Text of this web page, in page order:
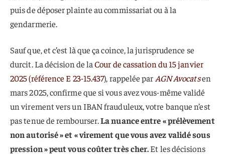
puis de déposer plainte au commissariat ou à la
gendarmerie.
Sauf que, et c’est là que ça coince, la jurisprudence se
durcit. La décision de laCour de cassation du 15 janvier
2025 (référence E 23-15.437), rappelée par AGN Avocatsen
mars 2025, confirme que si vous avez vous-même validé
un virement vers un IBAN frauduleux, votre banque n’est
pas tenue de rembourser.La nuance entre « prélèvement
non autorisé » et « virement que vous avez validé sous
pression » peut vous coûter très cher.Et les décisions